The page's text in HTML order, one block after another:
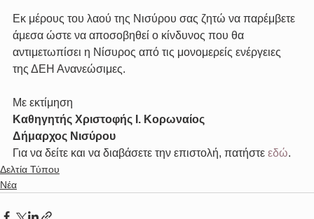
Εκ μέρους του λαού της Νισύρου σας ζητώ να παρέμβετε
άμεσα ώστε να αποσοβηθεί ο κίνδυνος που θα
αντιμετωπίσει η Νίσυρος από τις μονομερείς ενέργειες
της ΔΕΗ Ανανεώσιμες.
Με εκτίμηση
Καθηγητής Χριστοφής Ι. Κορωναίος
Δήμαρχος Νισύρου
Για να δείτε και να διαβάσετε την επιστολή, πατήστε εδώ.
Δελτία Τύπου
Νέα